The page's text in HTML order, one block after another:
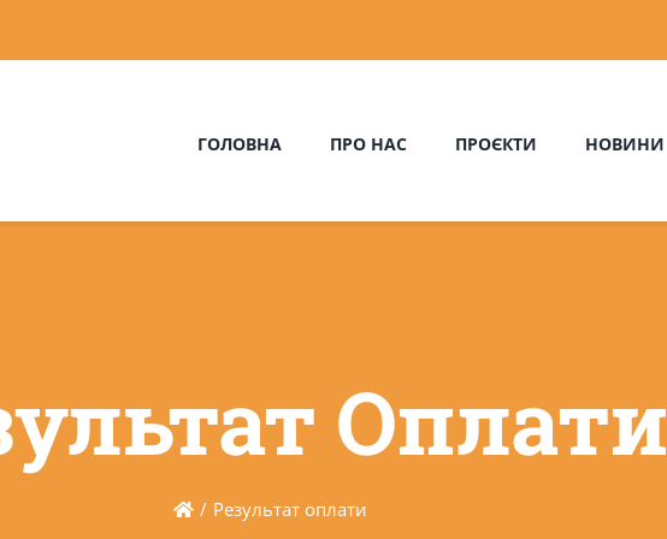
ГОЛОВНА ПРО НАС ПРОЄКТИ НОВИНИ
Оплати
Результат оплати